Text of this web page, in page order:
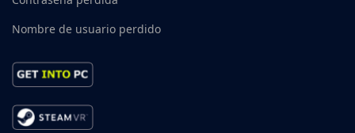
Nombre de usuario perdido